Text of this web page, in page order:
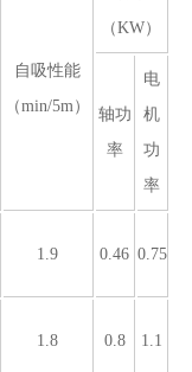
自吸性能
（min/5m）
（KW）
轴功
率
电
机
功
率
1.9 0.46 0.75
1.8 0.8 1.1